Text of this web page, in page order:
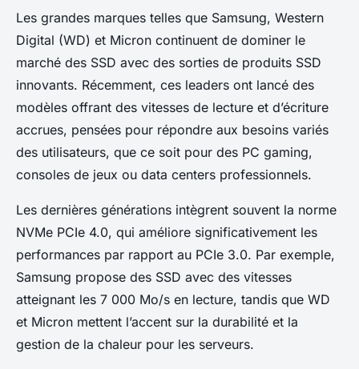
Les grandes marques telles que Samsung, Western
Digital (WD) et Micron continuent de dominer le
marché des SSD avec des sorties de produits SSD
innovants. Récemment, ces leaders ont lancé des
modèles offrant des vitesses de lecture et d’écriture
accrues, pensées pour répondre aux besoins variés
des utilisateurs, que ce soit pour des PC gaming,
consoles de jeux ou data centers professionnels.
Les dernières générations intègrent souvent la norme
NVMe PCIe 4.0, qui améliore significativement les
performances par rapport au PCIe 3.0. Par exemple,
Samsung propose des SSD avec des vitesses
atteignant les 7 000 Mo/s en lecture, tandis que WD
et Micron mettent l’accent sur la durabilité et la
gestion de la chaleur pour les serveurs.